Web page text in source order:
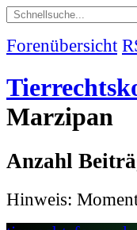
Forenübersicht
Marzipan
Anzahl
Hinweis: